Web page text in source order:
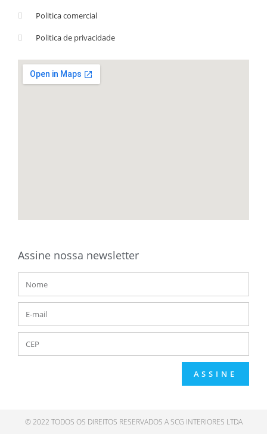
Politica comercial
Politica de privacidade
Assine nossa newsletter
ASSINE
© 2022 TODOS OS DIREITOS RESERVADOS A SCG INTERIORES LTDA